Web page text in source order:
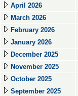
April 2026
March 2026
February 2026
January 2026
December 2025
November 2025
October 2025
September 2025